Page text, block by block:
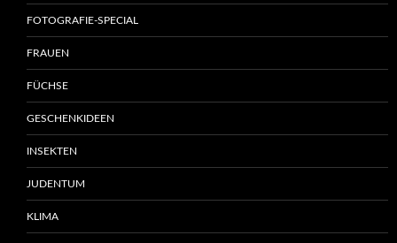
FOTOGRAFIE-SPECIAL
FRAUEN
FÜCHSE
GESCHENKIDEEN
INSEKTEN
JUDENTUM
KLIMA